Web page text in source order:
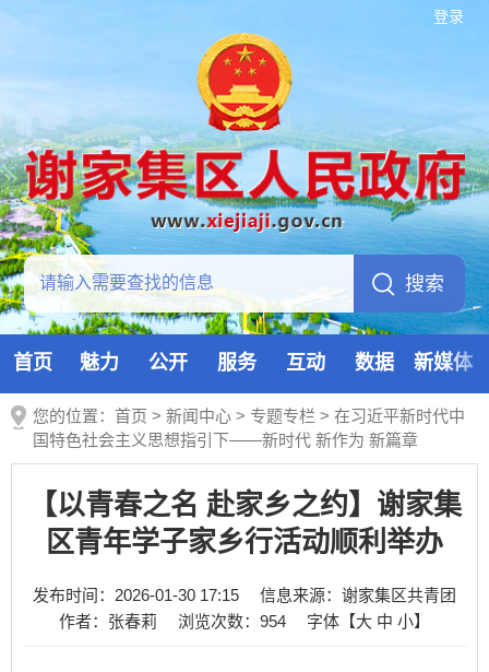
登录
首页 魅力 公开 服务 互动 数据 新媒体
您的位置： 首页 > 新闻中心 > 专题专栏 > 在习近平新时代中
国特色社会主义思想指引下——新时代 新作为 新篇章
【以青春之名 赴家乡之约】谢家集
区青年学子家乡行活动顺利举办
发布时间：2026-01-30 17:15
信息来源：谢家集区共青团
作者：张春莉
浏览次数： 954 字体【大 中 小】